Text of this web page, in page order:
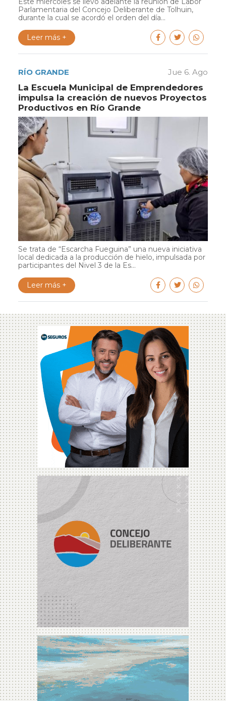
Parlamentaria del Concejo Deliberante de Tolhuin,
durante la cual se acordó el orden del día...
Leer más +
RÍO GRANDE Jue 6. Ago
La Escuela Municipal de Emprendedores
impulsa la creación de nuevos Proyectos
Productivos en Río Grande
Se trata de “Escarcha Fueguina” una nueva iniciativa
local dedicada a la producción de hielo, impulsada por
participantes del Nivel 3 de la Es...
Leer más +